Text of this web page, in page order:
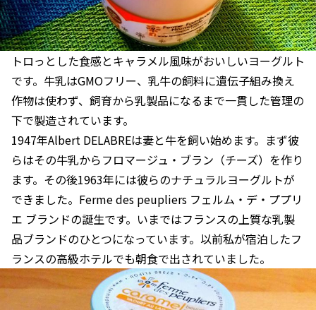
トロっとした食感とキャラメル風味がおいしいヨーグルト
です。牛乳はGMOフリー、乳牛の飼料に遺伝子組み換え
作物は使わず、飼育から乳製品になるまで一貫した管理の
下で製造されています。
1947年Albert DELABREは妻と牛を飼い始めます。まず彼
らはその牛乳からフロマージュ・ブラン（チーズ）を作り
ます。その後1963年には彼らのナチュラルヨーグルトが
できました。Ferme des peupliers フェルム・デ・ププリ
エ ブランドの誕生です。いまではフランスの上質な乳製
品ブランドのひとつになっています。以前私が宿泊したフ
ランスの高級ホテルでも朝食で出されていました。